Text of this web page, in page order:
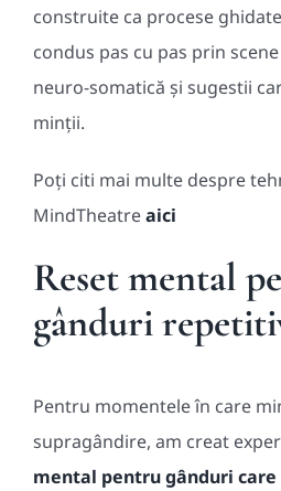
construite ca procese
condus pas cu pas prin
neuro-somatică și sugestii
minții.
Poți citi mai multe despre
MindTheatreaici
Reset mental
gânduri
Pentru momentele în care
supragândire, am creat
mental pentru gânduri care